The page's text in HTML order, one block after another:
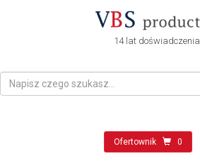
14 lat doświadczenia
Ofertownik 0